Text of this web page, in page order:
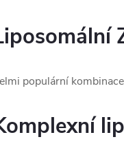
populární